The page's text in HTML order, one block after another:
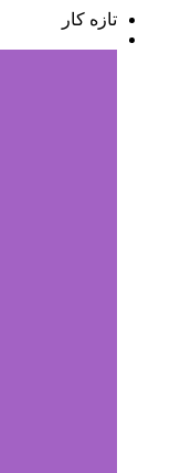
تازه کار